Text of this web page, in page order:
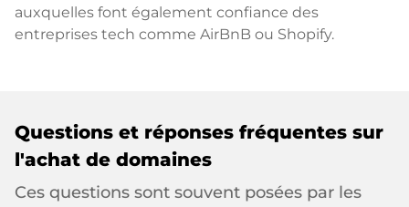
auxquelles font également confiance des
entreprises tech comme AirBnB ou Shopify.
Questions et réponses fréquentes sur
l'achat de domaines
Ces questions sont souvent posées par les